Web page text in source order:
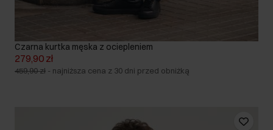
Czarna kurtka męska z ociepleniem
279,90 zł
459,90 zł - najniższa cena z 30 dni przed obniżką